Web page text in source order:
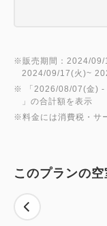
【建物内】
■立地
■アクセス（新宿
・成田空港より
※販売期間：2024/09/
2024/09/17(火)~
※ 「 2026/08/07(金) -
」の合計額を表示
※料金には消費税・サ
このプランの